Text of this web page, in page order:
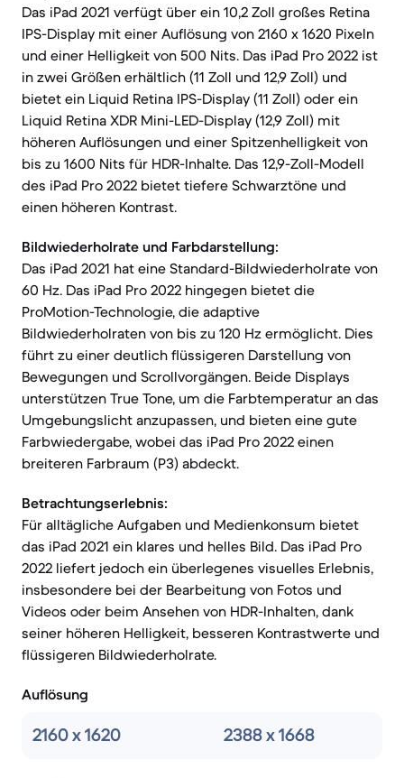
Das iPad 2021 verfügt über ein 10,2 Zoll großes Retina
IPS-Display mit einer Auflösung von 2160 x 1620 Pixeln
und einer Helligkeit von 500 Nits. Das iPad Pro 2022 ist
in zwei Größen erhältlich (11 Zoll und 12,9 Zoll) und
bietet ein Liquid Retina IPS-Display (11 Zoll) oder ein
Liquid Retina XDR Mini-LED-Display (12,9 Zoll) mit
höheren Auflösungen und einer Spitzenhelligkeit von
bis zu 1600 Nits für HDR-Inhalte. Das 12,9-Zoll-Modell
des iPad Pro 2022 bietet tiefere Schwarztöne und
einen höheren Kontrast.
Bildwiederholrate und Farbdarstellung:
Das iPad 2021 hat eine Standard-Bildwiederholrate von
60 Hz. Das iPad Pro 2022 hingegen bietet die
ProMotion-Technologie, die adaptive
Bildwiederholraten von bis zu 120 Hz ermöglicht. Dies
führt zu einer deutlich flüssigeren Darstellung von
Bewegungen und Scrollvorgängen. Beide Displays
unterstützen True Tone, um die Farbtemperatur an das
Umgebungslicht anzupassen, und bieten eine gute
Farbwiedergabe, wobei das iPad Pro 2022 einen
breiteren Farbraum (P3) abdeckt.
Betrachtungserlebnis:
Für alltägliche Aufgaben und Medienkonsum bietet
das iPad 2021 ein klares und helles Bild. Das iPad Pro
2022 liefert jedoch ein überlegenes visuelles Erlebnis,
insbesondere bei der Bearbeitung von Fotos und
Videos oder beim Ansehen von HDR-Inhalten, dank
seiner höheren Helligkeit, besseren Kontrastwerte und
flüssigeren Bildwiederholrate.
Auflösung
2160 x 1620 2388 x 1668